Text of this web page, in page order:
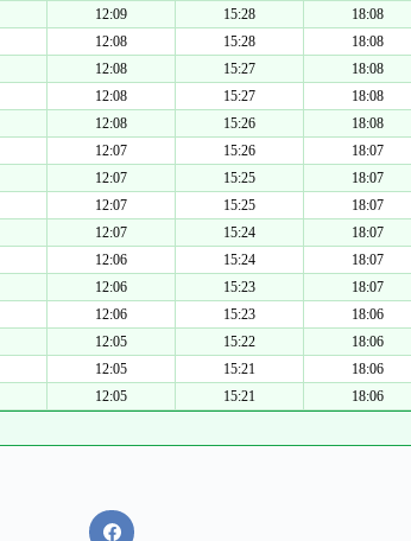
12:09 15:28 18:08
12:08 15:28 18:08
12:08 15:27 18:08
12:08 15:27 18:08
12:08 15:26 18:08
12:07 15:26 18:07
12:07 15:25 18:07
12:07 15:25 18:07
12:07 15:24 18:07
12:06 15:24 18:07
12:06 15:23 18:07
12:06 15:23 18:06
12:05 15:22 18:06
12:05 15:21 18:06
12:05 15:21 18:06